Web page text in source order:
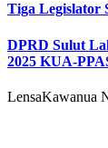
Tiga Legislator
DPRD Sulut
2025 KUA-
LensaKawanua